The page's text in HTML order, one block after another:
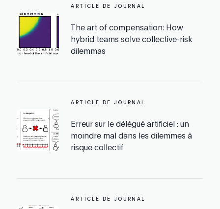
ARTICLE DE JOURNAL
The art of compensation: How
hybrid teams solve collective-risk
dilemmas
ARTICLE DE JOURNAL
Erreur sur le délégué artificiel : un
moindre mal dans les dilemmes à
risque collectif
ARTICLE DE JOURNAL